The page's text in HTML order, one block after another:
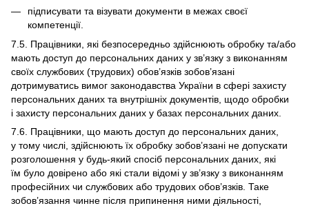
підписувати та візувати документи в межах своєї
компетенції.
7.5. Працівники, які безпосередньо здійснюють обробку та/або
мають доступ до персональних даних у зв’язку з виконанням
своїх службових (трудових) обов’язків зобов’язані
дотримуватись вимог законодавства України в сфері захисту
персональних даних та внутрішніх документів, щодо обробки
і захисту персональних даних у базах персональних даних.
7.6. Працівники, що мають доступ до персональних даних,
у тому числі, здійснюють їх обробку зобов’язані не допускати
розголошення у будь-який спосіб персональних даних, які
їм було довірено або які стали відомі у зв’язку з виконанням
професійних чи службових або трудових обов’язків. Таке
зобов’язання чинне після припинення ними діяльності,